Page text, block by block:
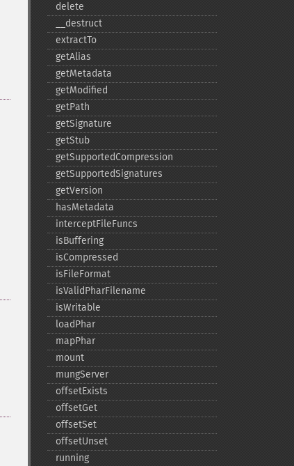
delete
_​_​destruct
extractTo
getAlias
getMetadata
getModified
getPath
getSignature
getStub
getSupportedCompression
getSupportedSignatures
getVersion
hasMetadata
interceptFileFuncs
isBuffering
isCompressed
isFileFormat
isValidPharFilename
isWritable
loadPhar
mapPhar
mount
mungServer
offsetExists
offsetGet
offsetSet
offsetUnset
running